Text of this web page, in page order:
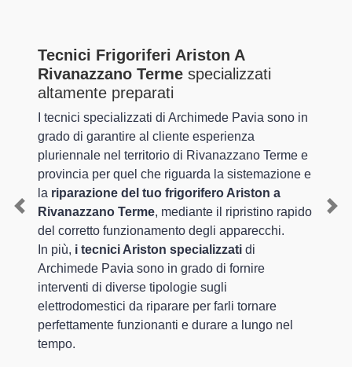
Tecnici Frigoriferi Ariston A
Rivanazzano Terme specializzati
altamente preparati
I tecnici specializzati di Archimede Pavia sono in
grado di garantire al cliente esperienza
pluriennale nel territorio di Rivanazzano Terme e
provincia per quel che riguarda la sistemazione e
la riparazione del tuo frigorifero Ariston a
Rivanazzano Terme, mediante il ripristino rapido
del corretto funzionamento degli apparecchi.
In più, i tecnici Ariston specializzati di
Archimede Pavia sono in grado di fornire
interventi di diverse tipologie sugli
elettrodomestici da riparare per farli tornare
perfettamente funzionanti e durare a lungo nel
tempo.
Previous